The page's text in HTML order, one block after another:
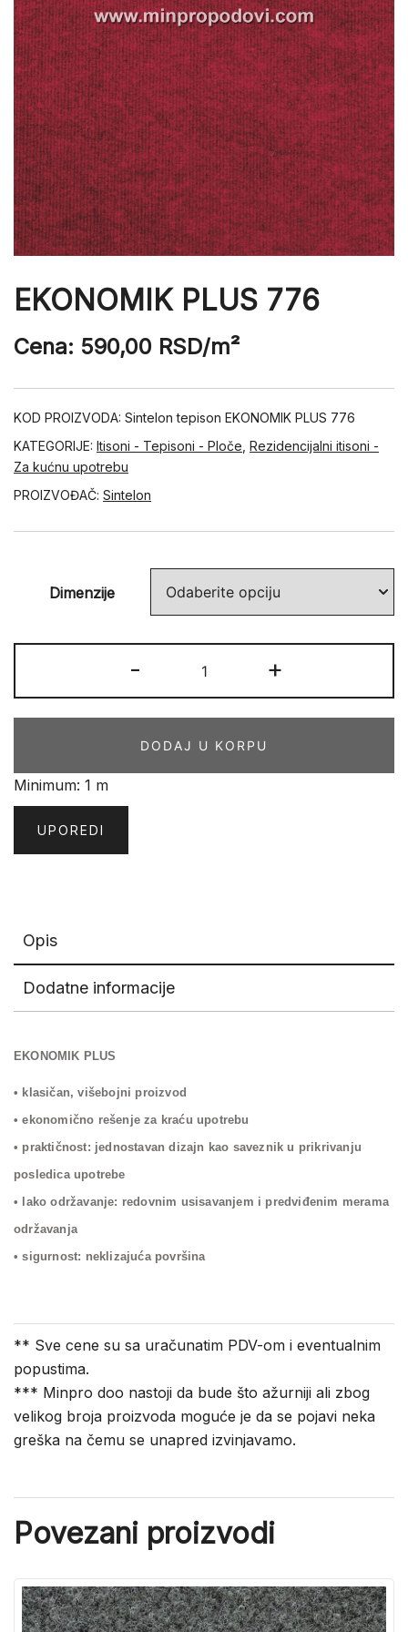
EKONOMIK PLUS 776
Cena: 590,00 RSD/m²
KOD PROIZVODA: Sintelon tepison EKONOMIK PLUS 776
KATEGORIJE: Itisoni - Tepisoni - Ploče Rezidencijalni itisoni -
Za kućnu upotrebu
PROIZVOĐAČ: Sintelon
Dimenzije
-
PLUS
776
+
DODAJ U KORPU
Minimum: 1 m
UPOREDI
Opis
Dodatne informacije
EKONOMIK PLUS
• klasičan, višebojni proizvod
• ekonomično rešenje za kraću upotrebu
• praktičnost: jednostavan dizajn kao saveznik u prikrivanju
posledica upotrebe
• lako održavanje: redovnim usisavanjem i predviđenim merama
održavanja
• sigurnost: neklizajuća površina
** Sve cene su sa uračunatim PDV-om i eventualnim
popustima.
*** Minpro doo nastoji da bude što ažurniji ali zbog
velikog broja proizvoda moguće je da se pojavi neka
greška na čemu se unapred izvinjavamo.
Povezani proizvodi